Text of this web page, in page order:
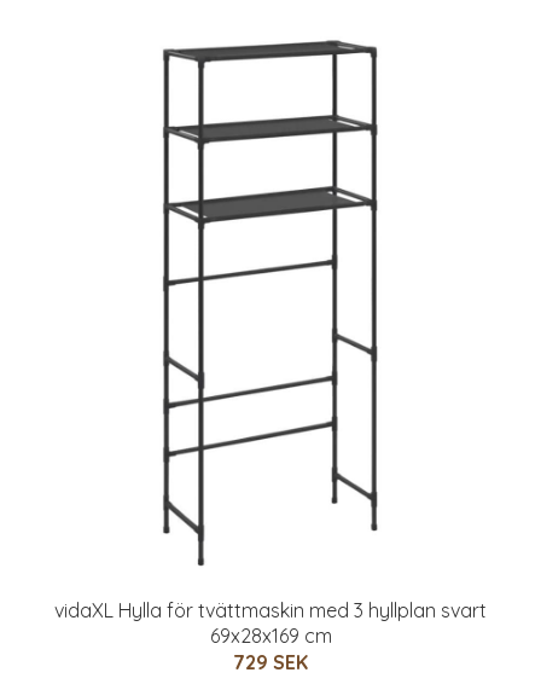
vidaXL Hylla för tvättmaskin med 3 hyllplan svart
69x28x169 cm
729 SEK